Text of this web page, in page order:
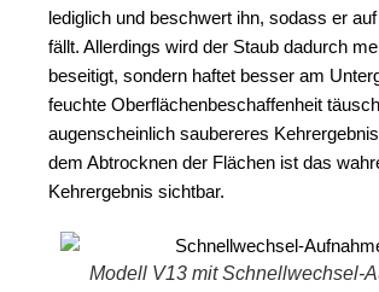
lediglich und beschwert ihn, sodass er
fällt. Allerdings wird der Staub dadurch
beseitigt, sondern haftet besser am
feuchte Oberflächenbeschaffenheit
augenscheinlich saubereres
dem Abtrocknen der Flächen ist das
Kehrergebnis sichtbar.
Modell V13 mit Schnellwechsel-